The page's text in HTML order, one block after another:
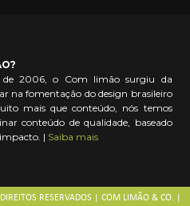
de 2006, o Com limão surgiu da
na fomentação do design brasileiro
mais que conteúdo, nós temos
conteúdo de qualidade, baseado
| Saiba mais
RESERVADOS | COM LIMÃO & CO. |